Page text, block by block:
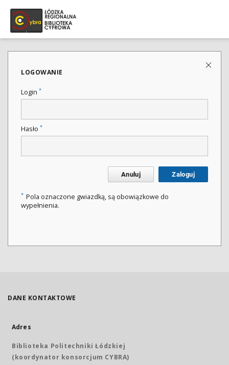
LOGOWANIE
Login *
Hasło *
Anuluj Zaloguj
* Pola oznaczone gwiazdką, są obowiązkowe do
wypełnienia.
DANE KONTAKTOWE
Adres
Biblioteka Politechniki Łódzkiej
(koordynator konsorcjum CYBRA)